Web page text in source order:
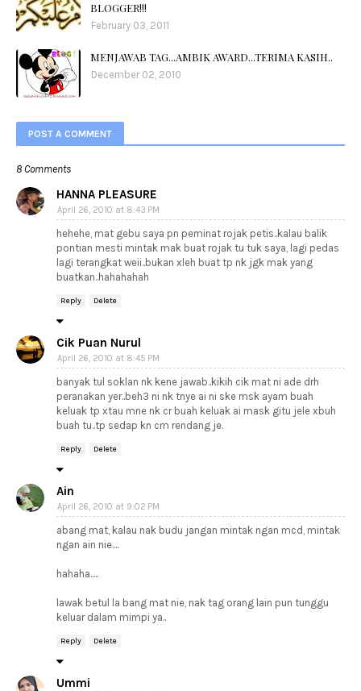
BLOGGER!!!
February 03, 2011
MENJAWAB TAG...AMBIK AWARD...TERIMA KASIH..
December 02, 2010
POST A COMMENT
8 Comments
HANNA PLEASURE
April 26, 2010 at 8:43 PM
hehehe, mat gebu saya pn peminat rojak petis..kalau balik
pontian mesti mintak mak buat rojak tu tuk saya, lagi pedas
lagi terangkat weii..bukan xleh buat tp nk jgk mak yang
buatkan..hahahahah
Reply Delete
Cik Puan Nurul
April 26, 2010 at 8:45 PM
banyak tul soklan nk kene jawab..kikih cik mat ni ade drh
peranakan yer..beh3 ni nk tnye ai ni ske msk ayam buah
keluak tp xtau mne nk cr buah keluak ai mask gitu jele xbuh
buah tu..tp sedap kn cm rendang je.
Reply Delete
Ain
April 26, 2010 at 9:02 PM
abang mat, kalau nak budu jangan mintak ngan mcd, mintak
ngan ain nie....
hahaha.....
lawak betul la bang mat nie, nak tag orang lain pun tunggu
keluar dalam mimpi ya..
Reply Delete
Ummi